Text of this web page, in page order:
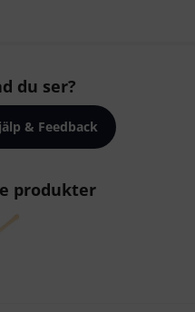
du ser?
& Feedback
produkter